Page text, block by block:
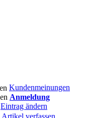
Kundenmeinungen
Anmeldung
Eintrag ändern
Artikel verfassen